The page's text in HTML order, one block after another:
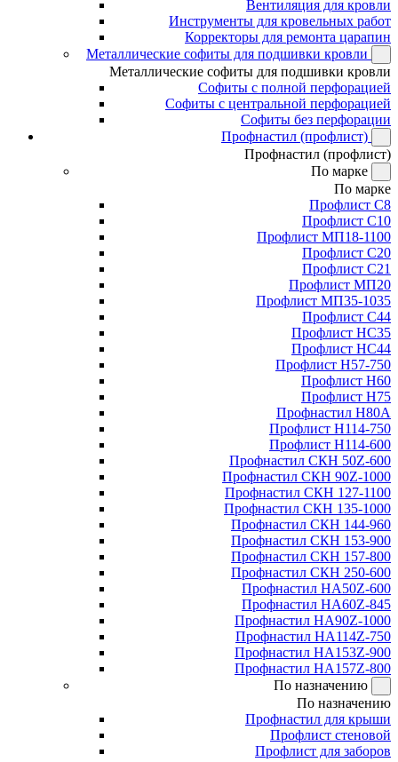
Вентиляция для кровли
Инструменты для кровельных работ
Корректоры для ремонта царапин
Металлические софиты для подшивки кровли
Металлические софиты для подшивки кровли
Софиты с полной перфорацией
Софиты с центральной перфорацией
Софиты без перфорации
Профнастил (профлист)
Профнастил (профлист)
По марке
По марке
Профлист С8
Профлист С10
Профлист МП18-1100
Профлист С20
Профлист С21
Профлист МП20
Профлист МП35-1035
Профлист С44
Профлист НС35
Профлист НС44
Профлист Н57-750
Профлист Н60
Профлист Н75
Профнастил Н80А
Профлист Н114-750
Профлист Н114-600
Профнастил СКН 50Z-600
Профнастил СКН 90Z-1000
Профнастил СКН 127-1100
Профнастил СКН 135-1000
Профнастил СКН 144-960
Профнастил СКН 153-900
Профнастил СКН 157-800
Профнастил СКН 250-600
Профнастил НА50Z-600
Профнастил НА60Z-845
Профнастил НА90Z-1000
Профнастил НА114Z-750
Профнастил НА153Z-900
Профнастил НА157Z-800
По назначению
По назначению
Профнастил для крыши
Профлист стеновой
Профлист для заборов